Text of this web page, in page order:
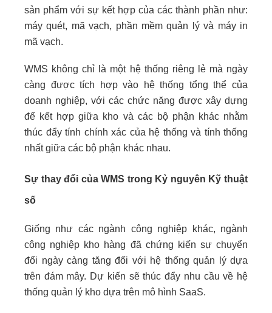
sản phẩm với sự kết hợp của các thành phần như:
máy quét, mã vạch, phần mềm quản lý và máy in
mã vạch.
WMS không chỉ là một hệ thống riêng lẻ mà ngày
càng được tích hợp vào hệ thống tổng thể của
doanh nghiệp, với các chức năng được xây dựng
để kết hợp giữa kho và các bộ phận khác nhằm
thúc đẩy tính chính xác của hệ thống và tính thống
nhất giữa các bộ phận khác nhau.
Sự thay đổi của WMS trong Kỷ nguyên Kỹ thuật
số
Giống như các ngành công nghiệp khác, ngành
công nghiệp kho hàng đã chứng kiến sự chuyển
đổi ngày càng tăng đối với hệ thống quản lý dựa
trên đám mây. Dự kiến sẽ thúc đẩy nhu cầu về hệ
thống quản lý kho dựa trên mô hình SaaS.